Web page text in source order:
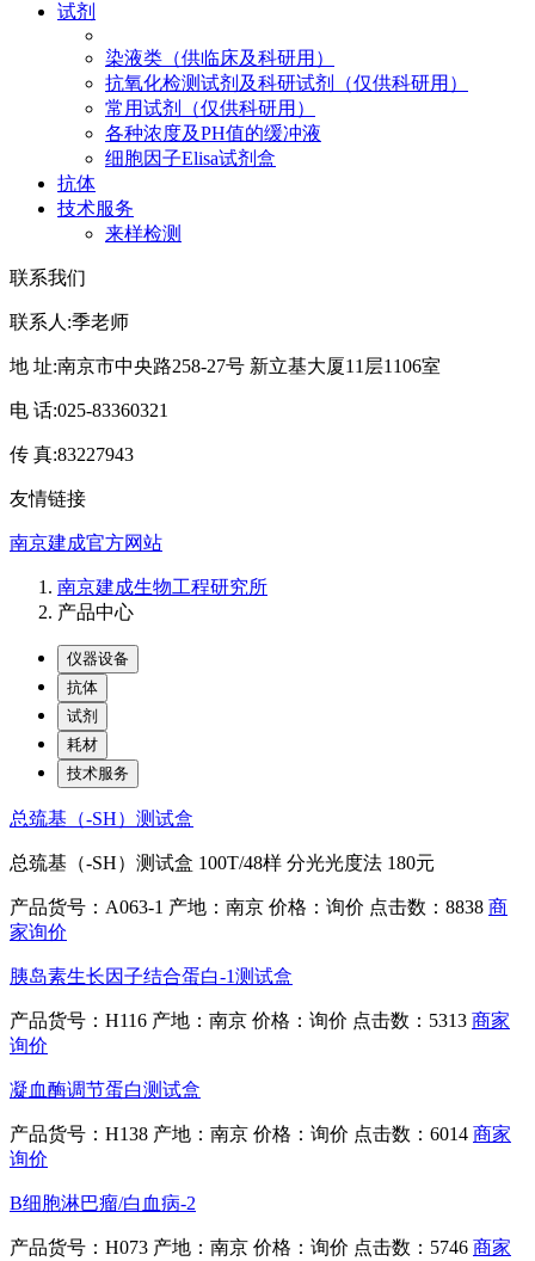
试剂
染液类（供临床及科研用）
抗氧化检测试剂及科研试剂（仅供科研用）
常用试剂（仅供科研用）
各种浓度及PH值的缓冲液
细胞因子Elisa试剂盒
抗体
技术服务
来样检测
联系我们
联系人:季老师
地 址:南京市中央路258-27号 新立基大厦11层1106室
电 话:025-83360321
传 真:83227943
友情链接
南京建成官方网站
南京建成生物工程研究所
产品中心
仪器设备
抗体
试剂
耗材
技术服务
总巯基（-SH）测试盒
总巯基（-SH）测试盒 100T/48样 分光光度法 180元
产品货号：A063-1 产地：南京 价格：询价 点击数：8838 商
家询价
胰岛素生长因子结合蛋白-1测试盒
产品货号：H116 产地：南京 价格：询价 点击数：5313 商家
询价
凝血酶调节蛋白测试盒
产品货号：H138 产地：南京 价格：询价 点击数：6014 商家
询价
B细胞淋巴瘤/白血病-2
产品货号：H073 产地：南京 价格：询价 点击数：5746 商家